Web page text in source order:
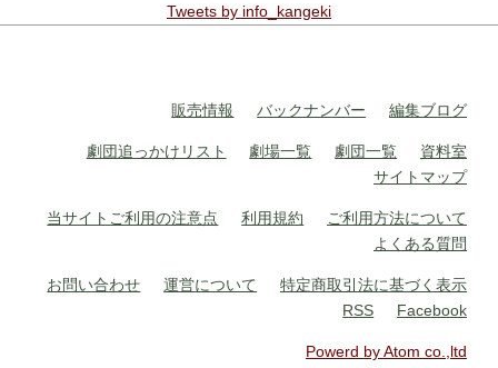
Tweets by info_kangeki
販売情報 バックナンバー 編集ブログ
劇団追っかけリスト 劇場一覧 劇団一覧
資料室
サイトマップ
当サイトご利用の注意点 利用規約
ご利用方法について
よくある質問
お問い合わせ 運営について
特定商取引法に基づく表示
RSS
Facebook
Powerd by Atom co.,ltd